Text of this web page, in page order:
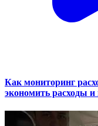
Как мониторинг
экономить расходы и